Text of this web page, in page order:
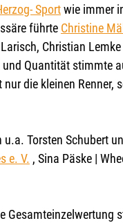
Sport wie immer
führte Christine
Christian
Quantität stimmte
die kleinen
u.a. Torsten Schubert
e. V. , Sina Päske |
Gesamteinzelwertung